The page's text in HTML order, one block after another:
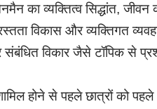
का व्यक्तित्व सिद्धांत, जीवन
विकास और व्यक्तिगत
संबंधित विकार जैसे टॉपिक से
शामिल होने से पहले छात्रों को